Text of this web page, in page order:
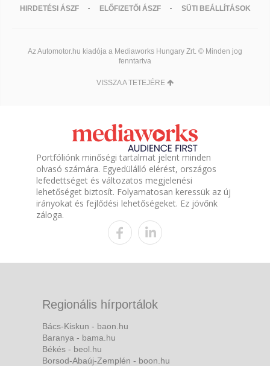
HIRDETÉSI ÁSZF
ELŐFIZETŐI ÁSZF SÜTI BEÁLLÍTÁSOK
Az Automotor.hu kiadója a Mediaworks Hungary Zrt. © Minden jog
fenntartva
VISSZA A TETEJÉRE
Portfóliónk minőségi tartalmat jelent minden
olvasó számára. Egyedülálló elérést, országos
lefedettséget és változatos megjelenési
lehetőséget biztosít. Folyamatosan keressük az új
irányokat és fejlődési lehetőségeket. Ez jövőnk
záloga.
Regionális hírportálok
Bács-Kiskun - baon.hu
Baranya - bama.hu
Békés - beol.hu
Borsod-Abaúj-Zemplén - boon.hu